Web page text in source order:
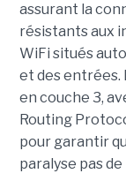
assurant la
résistants aux
WiFi situés
et des entrées.
en couche 3,
Routing
pour garantir
paralyse pas